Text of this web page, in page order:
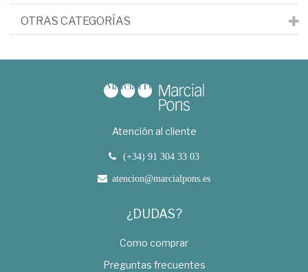
OTRAS CATEGORÍAS
Atención al cliente
(+34) 91 304 33 03
atencion@marcialpons.es
¿DUDAS?
Como comprar
Preguntas frecuentes